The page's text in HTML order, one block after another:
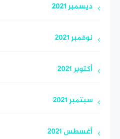
ديسمبر 2021
نوفمبر 2021
أكتوبر 2021
سبتمبر 2021
أغسطس 2021